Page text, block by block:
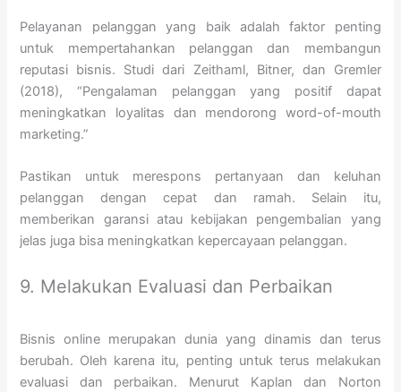
Pelayanan pelanggan yang baik adalah faktor penting
untuk mempertahankan pelanggan dan membangun
reputasi bisnis. Studi dari Zeithaml, Bitner, dan Gremler
(2018), “Pengalaman pelanggan yang positif dapat
meningkatkan loyalitas dan mendorong word-of-mouth
marketing.”
Pastikan untuk merespons pertanyaan dan keluhan
pelanggan dengan cepat dan ramah. Selain itu,
memberikan garansi atau kebijakan pengembalian yang
jelas juga bisa meningkatkan kepercayaan pelanggan.
9. Melakukan Evaluasi dan Perbaikan
Bisnis online merupakan dunia yang dinamis dan terus
berubah. Oleh karena itu, penting untuk terus melakukan
evaluasi dan perbaikan. Menurut Kaplan dan Norton